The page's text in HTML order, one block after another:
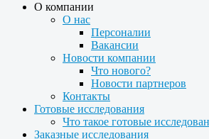
О компании
О нас
Персоналии
Вакансии
Новости компании
Что нового?
Новости партнеров
Контакты
Готовые исследования
Что такое готовые
Заказные исследования